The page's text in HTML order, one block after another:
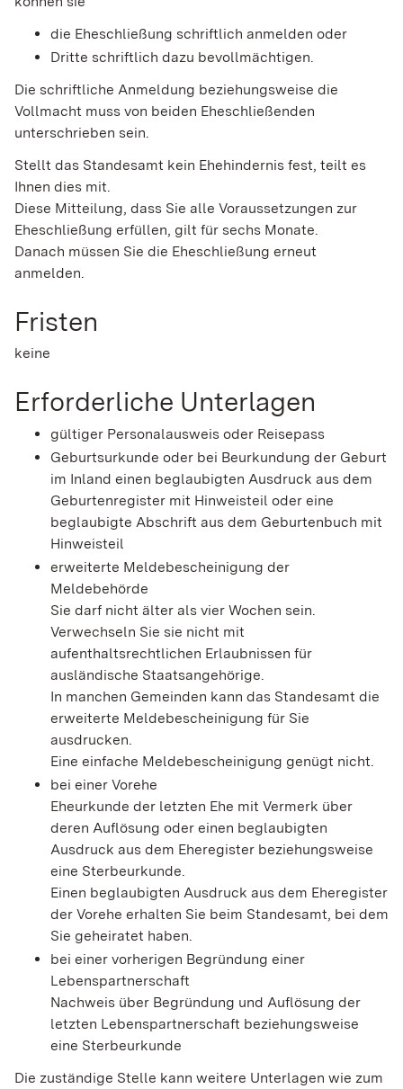
die Eheschließung schriftlich anmelden oder
Dritte schriftlich dazu bevollmächtigen.
Die schriftliche Anmeldung beziehungsweise die
Vollmacht muss von beiden Eheschließenden
unterschrieben sein.
Stellt das Standesamt kein Ehehindernis fest, teilt es
Ihnen dies mit.
Diese Mitteilung, dass Sie alle Voraussetzungen zur
Eheschließung erfüllen, gilt für sechs Monate.
Danach müssen Sie die Eheschließung erneut
anmelden.
Fristen
keine
Erforderliche Unterlagen
gültiger Personalausweis oder Reisepass
Geburtsurkunde oder bei Beurkundung der Geburt
im Inland einen beglaubigten Ausdruck aus dem
Geburtenregister mit Hinweisteil oder eine
beglaubigte Abschrift aus dem Geburtenbuch mit
Hinweisteil
erweiterte Meldebescheinigung der
Meldebehörde
Sie darf nicht älter als vier Wochen sein.
Verwechseln Sie sie nicht mit
aufenthaltsrechtlichen Erlaubnissen für
ausländische Staatsangehörige.
In manchen Gemeinden kann das Standesamt die
erweiterte Meldebescheinigung für Sie
ausdrucken.
Eine einfache Meldebescheinigung genügt nicht.
bei einer Vorehe
Eheurkunde der letzten Ehe mit Vermerk über
deren Auflösung oder einen beglaubigten
Ausdruck aus dem Eheregister beziehungsweise
eine Sterbeurkunde.
Einen beglaubigten Ausdruck aus dem Eheregister
der Vorehe erhalten Sie beim Standesamt, bei dem
Sie geheiratet haben.
bei einer vorherigen Begründung einer
Lebenspartnerschaft
Nachweis über Begründung und Auflösung der
letzten Lebenspartnerschaft beziehungsweise
eine Sterbeurkunde
Die zuständige Stelle kann weitere Unterlagen wie zum